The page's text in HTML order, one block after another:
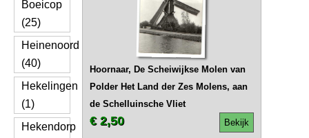
Boeicop
(25)
Heinenoord
(40)
Hekelingen
(1)
Hekendorp
Hoornaar, De Scheiwijkse Molen van
Polder Het Land der Zes Molens, aan
de Schelluinsche Vliet
Bekijk
€ 2,50